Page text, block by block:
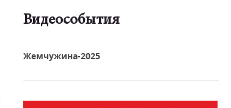
Видеособытия
Жемчужина-2025